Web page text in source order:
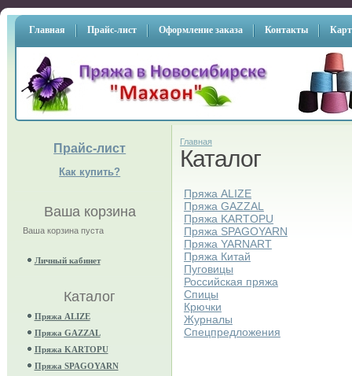
Главная Прайс-лист Оформление заказа Контакты
Прайс-лист
Как купить?
Ваша корзина
Ваша корзина пуста
Личный кабинет
Каталог
Пряжа ALIZE
Пряжа GAZZAL
Пряжа KARTOPU
Пряжа SPAGOYARN
Главная
Каталог
Пряжа ALIZE
Пряжа GAZZAL
Пряжа KARTOPU
Пряжа SPAGOYARN
Пряжа YARNART
Пряжа Китай
Пуговицы
Российская пряжа
Спицы
Крючки
Журналы
Спецпредложения